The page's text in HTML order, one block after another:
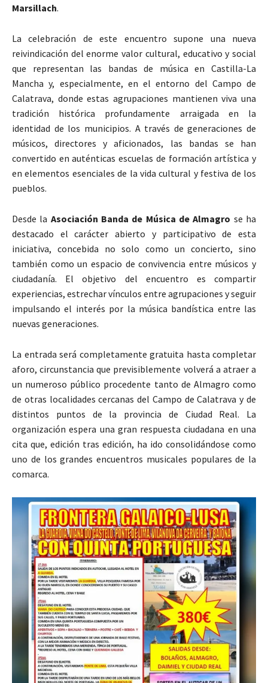
Marsillach.
La celebración de este encuentro supone una nueva
reivindicación del enorme valor cultural, educativo y social
que representan las bandas de música en Castilla-La
Mancha y, especialmente, en el entorno del Campo de
Calatrava, donde estas agrupaciones mantienen viva una
tradición histórica profundamente arraigada en la
identidad de los municipios. A través de generaciones de
músicos, directores y aficionados, las bandas se han
convertido en auténticas escuelas de formación artística y
en elementos esenciales de la vida cultural y festiva de los
pueblos.
Desde la Asociación Banda de Música de Almagro se ha
destacado el carácter abierto y participativo de esta
iniciativa, concebida no solo como un concierto, sino
también como un espacio de convivencia entre músicos y
ciudadanía. El objetivo del encuentro es compartir
experiencias, estrechar vínculos entre agrupaciones y seguir
impulsando el interés por la música bandística entre las
nuevas generaciones.
La entrada será completamente gratuita hasta completar
aforo, circunstancia que previsiblemente volverá a atraer a
un numeroso público procedente tanto de Almagro como
de otras localidades cercanas del Campo de Calatrava y de
distintos puntos de la provincia de Ciudad Real. La
organización espera una gran respuesta ciudadana en una
cita que, edición tras edición, ha ido consolidándose como
uno de los grandes encuentros musicales populares de la
comarca.